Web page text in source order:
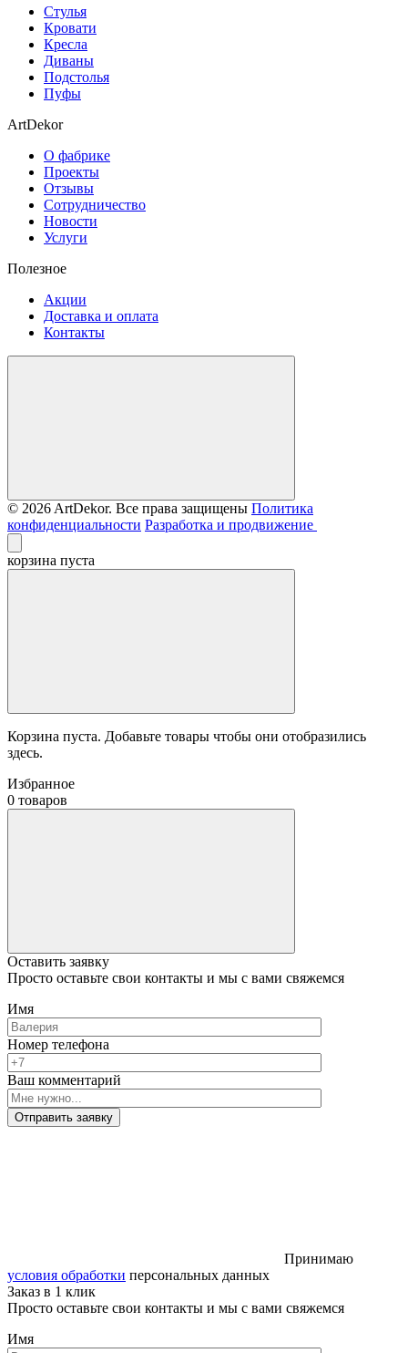
Стулья
Кровати
Кресла
Диваны
Подстолья
Пуфы
ArtDekor
О фабрике
Проекты
Отзывы
Сотрудничество
Новости
Услуги
Полезное
Акции
Доставка и оплата
Контакты
© 2026 ArtDekor. Все права защищены Политика
конфиденциальности Разработка и продвижение
корзина пуста
Корзина пуста. Добавьте товары чтобы они отобразились
здесь.
Избранное
0 товаров
Оставить заявку
Просто оставьте свои контакты и мы с вами свяжемся
Имя
Номер телефона
Ваш комментарий
Отправить заявку
Принимаю
условия обработки персональных данных
Заказ в 1 клик
Просто оставьте свои контакты и мы с вами свяжемся
Имя